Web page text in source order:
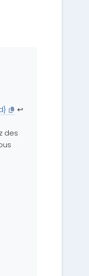
↩️
des